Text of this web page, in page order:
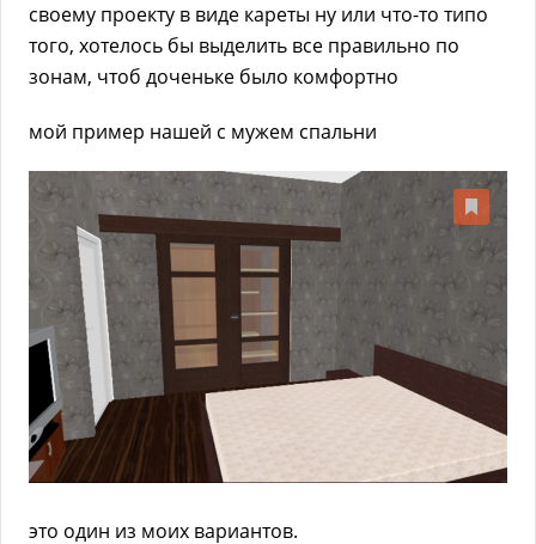
своему проекту в виде кареты ну или что-то типо
того, хотелось бы выделить все правильно по
зонам, чтоб доченьке было комфортно
мой пример нашей с мужем спальни
это один из моих вариантов.